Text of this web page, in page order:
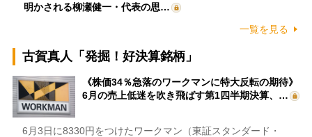
明かされる柳瀬健一・代表の思…
一覧を見る
古賀真人「発掘！好決算銘柄」
《株価34％急落のワークマンに特大反転の期待》
6月の売上低迷を吹き飛ばす第1四半期決算、…
6月3日に8330円をつけたワークマン（東証スタンダード・